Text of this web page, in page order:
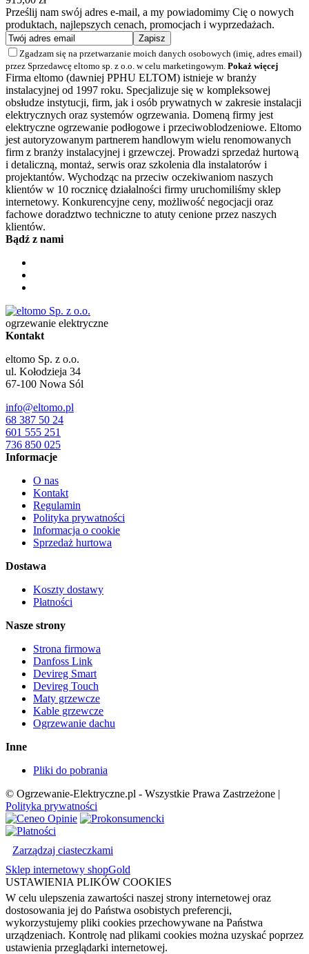
Prześlij nam swój adres e-mail, a my powiadomimy Cię o nowych
produktach, najlepszych cenach, promocjach i wyprzedażach.
Zgadzam się na przetwarzanie moich danych osobowych (imię, adres email)
przez Sprzedawcę eltomo sp. z o.o. w celu marketingowym. Pokaż więcej
Firma eltomo (dawniej PPHU ELTOM) istnieje w branży
instalacyjnej od 1997 roku. Specjalizuje się w kompleksowej
obsłudze instytucji, firm, jak i osób prywatnych w zakresie instalacji
elektrycznych oraz systemów ogrzewania. Domeną firmy jest
elektryczne ogrzewanie podłogowe i przeciwoblodzeniowe. Eltomo
jest autoryzowanym partnerem handlowym wielu renomowanych
firm z branży instalacyjnej i grzewczej. Prowadzi sprzedaż hurtową
i detaliczną, montaż, serwis oraz szkolenia dla instalatorów i
projektantów. Wychodząc na przeciw oczekiwaniom naszych
klientów w 10 rocznicę działalności firmy uruchomiliśmy sklep
internetowy. Konkurencyjne ceny, możliwość negocjacji oraz
fachowe doradztwo techniczne to atuty cenione przez naszych
klientów.
Bądź z nami
ogrzewanie elektryczne
Kontakt
eltomo Sp. z o.o.
ul. Kołodzieja 34
67-100 Nowa Sól
info@eltomo.pl
68 387 50 24
601 555 251
736 850 025
Informacje
O nas
Kontakt
Regulamin
Polityka prywatności
Informacja o cookie
Sprzedaż hurtowa
Dostawa
Koszty dostawy
Płatności
Nasze strony
Strona firmowa
Danfoss Link
Devireg Smart
Devireg Touch
Maty grzewcze
Kable grzewcze
Ogrzewanie dachu
Inne
Pliki do pobrania
© Ogrzewanie-Elektryczne.pl - Wszystkie Prawa Zastrzeżone |
Polityka prywatności
Zarządzaj ciasteczkami
Sklep internetowy shopGold
USTAWIENIA PLIKÓW COOKIES
W celu ulepszenia zawartości naszej strony internetowej oraz
dostosowania jej do Państwa osobistych preferencji,
wykorzystujemy pliki cookies przechowywane na Państwa
urządzeniach. Kontrolę nad plikami cookies można uzyskać poprzez
ustawienia przeglądarki internetowej.